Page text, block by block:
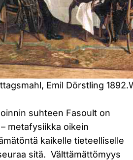
Emil Dörstling
suhteen Fasoult on
metafysiikka oikein
kaikelle tieteelliselle
sitä. Välttämättömyys